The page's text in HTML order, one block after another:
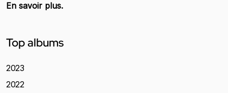
En savoir plus.
Top albums
2023
2022